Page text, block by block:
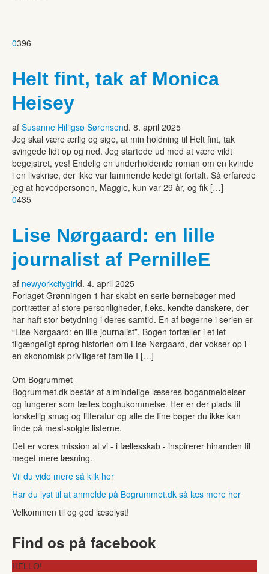
0396
Helt fint, tak af Monica
Heisey
af Susanne Hilligsø Sørensend. 8. april 2025
Jeg skal være ærlig og sige, at min holdning til Helt fint, tak
svingede lidt op og ned. Jeg startede ud med at være vildt
begejstret, yes! Endelig en underholdende roman om en kvinde
i en livskrise, der ikke var lammende kedeligt fortalt. Så erfarede
jeg at hovedpersonen, Maggie, kun var 29 år, og fik […]
0435
Lise Nørgaard: en lille
journalist af PernilleE
af newyorkcitygirld. 4. april 2025
Forlaget Grønningen 1 har skabt en serie børnebøger med
portrætter af store personligheder, f.eks. kendte danskere, der
har haft stor betydning i deres samtid. En af bøgerne i serien er
“Lise Nørgaard: en lille journalist”. Bogen fortæller i et let
tilgængeligt sprog historien om Lise Nørgaard, der vokser op i
en økonomisk priviligeret familie I […]
Om Bogrummet
Bogrummet.dk består af almindelige læseres boganmeldelser
og fungerer som fælles boghukommelse. Her er der plads til
forskellig smag og litteratur og alle de fine bøger du ikke kan
finde på mest-solgte listerne.
Det er vores mission at vi - i fællesskab - inspirerer hinanden til
meget mere læsning.
Vil du vide mere så klik her
Har du lyst til at anmelde på Bogrummet.dk så læs mere her
Velkommen til og god læselyst!
Find os på facebook
HELLO!